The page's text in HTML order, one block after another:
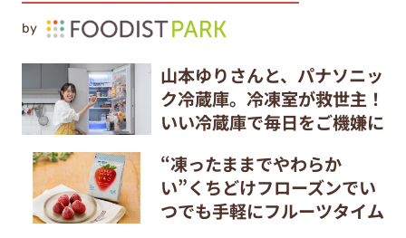
by
山本ゆりさんと、パナソニッ
ク冷蔵庫。冷凍室が救世主！
いい冷蔵庫で毎日をご機嫌に
“凍ったままでやわらか
い”くちどけフローズンでい
つでも手軽にフルーツタイム